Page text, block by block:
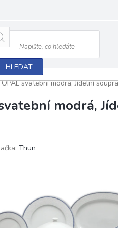
HLEDAT
OPAL svatební modrá, Jídelní
modrá,
Thun